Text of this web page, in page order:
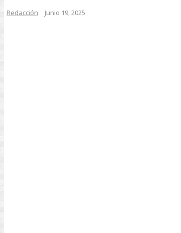
Redacción Junio 19, 2025